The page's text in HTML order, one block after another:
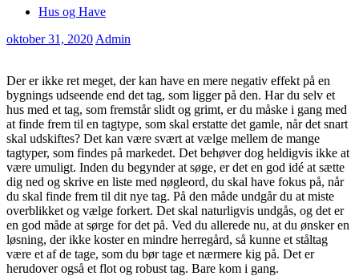
Hus og Have
oktober 31, 2020 Admin
Der er ikke ret meget, der kan have en mere negativ effekt på en
bygnings udseende end det tag, som ligger på den. Har du selv et
hus med et tag, som fremstår slidt og grimt, er du måske i gang med
at finde frem til en tagtype, som skal erstatte det gamle, når det snart
skal udskiftes? Det kan være svært at vælge mellem de mange
tagtyper, som findes på markedet. Det behøver dog heldigvis ikke at
være umuligt. Inden du begynder at søge, er det en god idé at sætte
dig ned og skrive en liste med nøgleord, du skal have fokus på, når
du skal finde frem til dit nye tag. På den måde undgår du at miste
overblikket og vælge forkert. Det skal naturligvis undgås, og det er
en god måde at sørge for det på. Ved du allerede nu, at du ønsker en
løsning, der ikke koster en mindre herregård, så kunne et ståltag
være et af de tage, som du bør tage et nærmere kig på. Det er
herudover også et flot og robust tag. Bare kom i gang.